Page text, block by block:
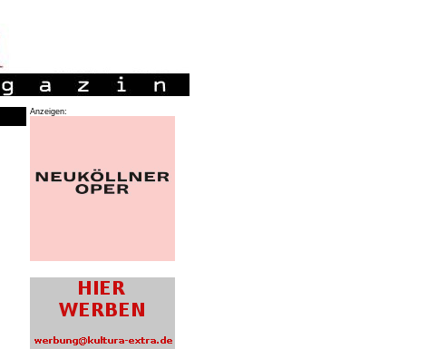
Anzeigen: